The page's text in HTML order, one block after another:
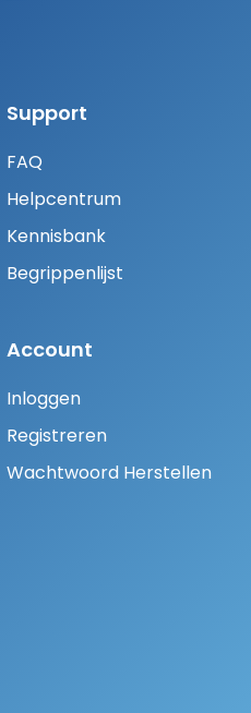
Support
FAQ
Helpcentrum
Kennisbank
Begrippenlijst
Account
Inloggen
Registreren
Wachtwoord Herstellen